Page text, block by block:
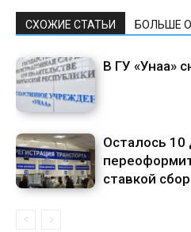
СХОЖИЕ СТАТЬИ БОЛЬШЕ
В ГУ «Унаа»
Осталось 10
ставкой